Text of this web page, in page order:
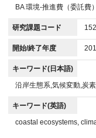
BA 環境-推進費（委託費
研究課題コード
開始/終了年度
キーワード(日本語)
沿岸生態系,気候変動,炭
キーワード(英語)
coastal ecosystems,